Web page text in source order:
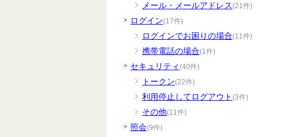
メール・メールアドレス(21件)
ログイン(17件)
ログインでお困りの場合(11件)
携帯電話の場合(1件)
セキュリティ (40件)
トークン(22件)
利用停止してログアウト (3件)
その他(11件)
照会(9件)